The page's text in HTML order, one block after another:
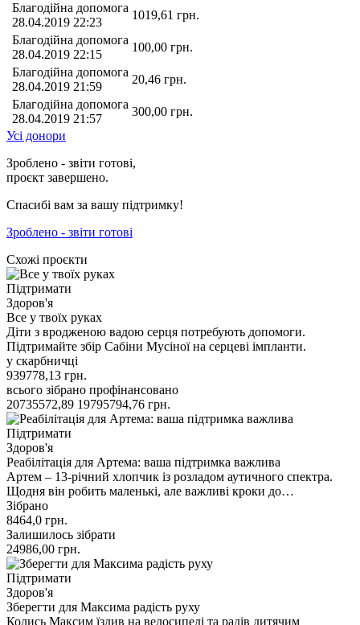
Благодійна допомога
28.04.2019 22:23
1019,61 грн.
Благодійна допомога
28.04.2019 22:15
100,00 грн.
Благодійна допомога
28.04.2019 21:59
20,46 грн.
Благодійна допомога
28.04.2019 21:57
300,00 грн.
Усі донори
Зроблено - звіти готові,
проєкт завершено.
Спасибі вам за вашу підтримку!
Зроблено - звіти готові
Схожі проєкти
Підтримати
Здоров'я
Все у твоїх руках
Діти з вродженою вадою серця потребують допомоги.
Підтримайте збір Сабіни Мусіної на серцеві імпланти.
у скарбничці
939778,13 грн.
всього зібрано профінансовано
20735572,89 19795794,76 грн.
Підтримати
Здоров'я
Реабілітація для Артема: ваша підтримка важлива
Артем – 13-річний хлопчик із розладом аутичного спектра.
Щодня він робить маленькі, але важливі кроки до…
Зібрано
8464,0 грн.
Залишилось зібрати
24986,00 грн.
Підтримати
Здоров'я
Зберегти для Максима радість руху
Колись Максим їздив на велосипеді та радів дитячим